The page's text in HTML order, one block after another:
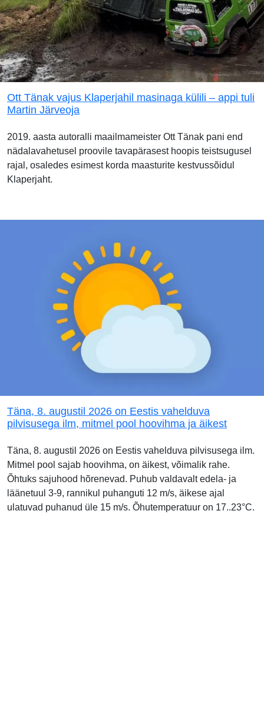
Ott Tänak vajus Klaperjahil masinaga külili – appi tuli
Martin Järveoja
2019. aasta autoralli maailmameister Ott Tänak pani end
nädalavahetusel proovile tavapärasest hoopis teistsugusel
rajal, osaledes esimest korda maasturite kestvussõidul
Klaperjaht.
Täna, 8. augustil 2026 on Eestis vahelduva
pilvisusega ilm, mitmel pool hoovihma ja äikest
Täna, 8. augustil 2026 on Eestis vahelduva pilvisusega ilm.
Mitmel pool sajab hoovihma, on äikest, võimalik rahe.
Õhtuks sajuhood hõrenevad. Puhub valdavalt edela- ja
läänetuul 3-9, rannikul puhanguti 12 m/s, äikese ajal
ulatuvad puhanud üle 15 m/s. Õhutemperatuur on 17..23°C.